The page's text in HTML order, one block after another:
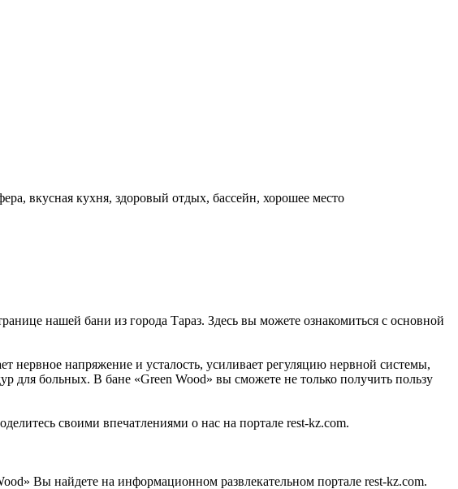
вкусная кухня, здоровый отдых, бассейн, хорошее место
нашей бани из города Тараз. Здесь вы можете ознакомиться с основной
нервное напряжение и усталость, усиливает регуляцию нервной системы,
для больных. В бане «Green Wood» вы сможете не только получить пользу
своими впечатлениями о нас на портале rest-kz.com.
Вы найдете на информационном развлекательном портале rest-kz.com.